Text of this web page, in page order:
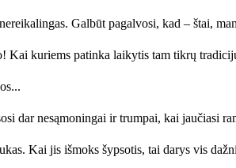
Galbūt pagalvosi, kad – štai,
Kai kuriems patinka laikytis tam tikrų
dar nesąmoningai ir trumpai, kai jaučiasi
Kai jis išmoks šypsotis, tai darys vis